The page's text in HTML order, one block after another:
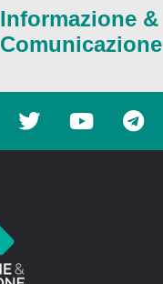
Informazione &
Comunicazione